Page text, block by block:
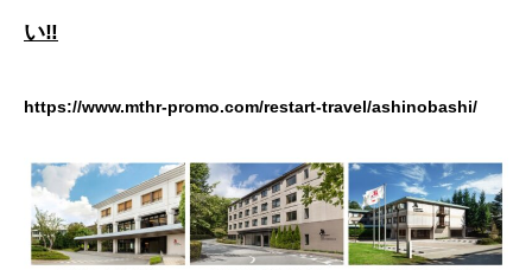
い‼︎
https://www.mthr-promo.com/restart-travel/ashinobashi/